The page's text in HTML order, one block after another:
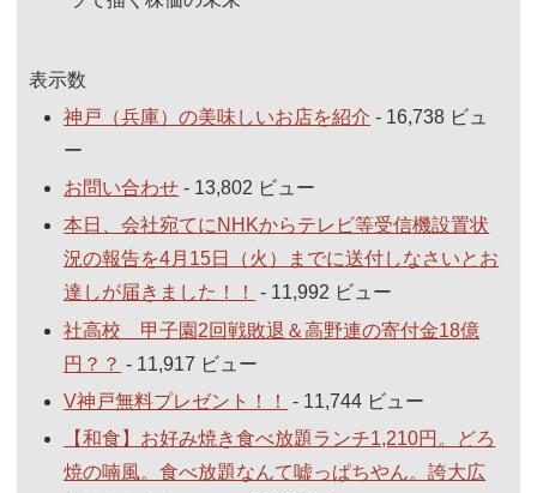
表示数
神戸（兵庫）の美味しいお店を紹介 - 16,738 ビュ
ー
お問い合わせ - 13,802 ビュー
本日、会社宛てにNHKからテレビ等受信機設置状
況の報告を4月15日（火）までに送付しなさいとお
達しが届きました！！
- 11,992 ビュー
社高校 甲子園2回戦敗退＆高野連の寄付金18億
円？？ - 11,917 ビュー
V神戸無料プレゼント！！
- 11,744 ビュー
【和食】お好み焼き食べ放題ランチ1,210円。どろ
焼の喃風。食べ放題なんて嘘っぱちやん。誇大広